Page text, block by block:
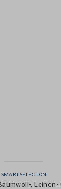
SMART SELECTION
, Leinen-